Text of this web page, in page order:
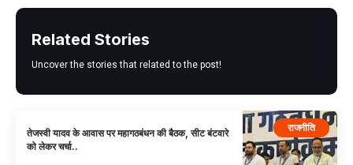
Related Stories
Uncover the stories that related to the post!
राजनीति
तेजस्वी यादव के आवास पर महागठबंधन की बैठक, सीट बंटवारे
को लेकर चर्चा..